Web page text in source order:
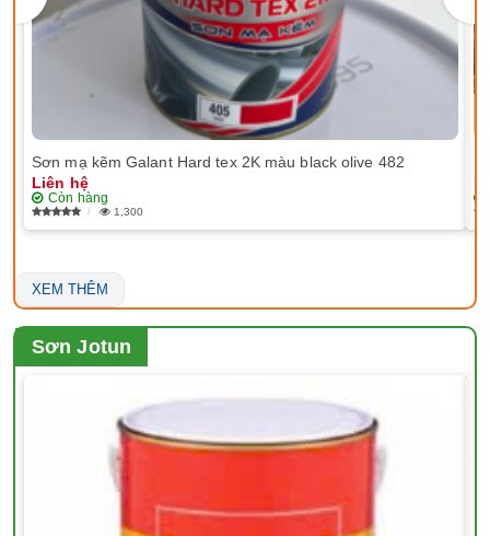
Sơn mạ kẽm Galant Hard tex 2K màu black olive 482
Liên hệ
Còn hàng
1,300
XEM THÊM
Sơn Jotun